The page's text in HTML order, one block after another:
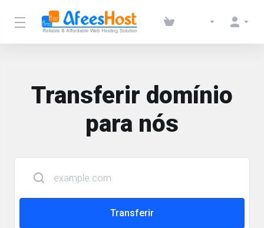
Transferir domínio
para nós
Transferir